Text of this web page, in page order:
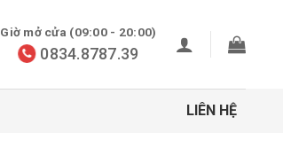
Giờ mở cửa (09:00 - 20:00)
0834.8787.39
LIÊN HỆ